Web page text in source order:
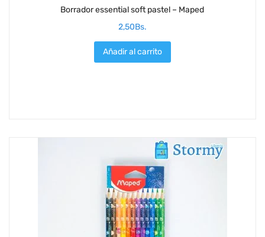
Borrador essential soft pastel – Maped
2,50Bs.
Añadir al carrito